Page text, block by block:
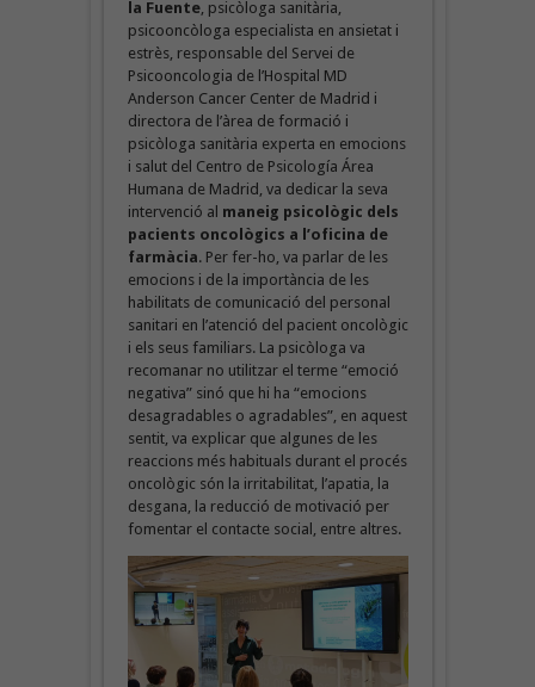
la Fuente, psicòloga sanitària,
psicooncòloga especialista en ansietat i
estrès, responsable del Servei de
Psicooncologia de l’Hospital MD
Anderson Cancer Center de Madrid i
directora de l’àrea de formació i
psicòloga sanitària experta en emocions
i salut del Centro de Psicología Área
Humana de Madrid, va dedicar la seva
intervenció al maneig psicològic dels
pacients oncològics a l’oficina de
farmàcia. Per fer-ho, va parlar de les
emocions i de la importància de les
habilitats de comunicació del personal
sanitari en l’atenció del pacient oncològic
i els seus familiars. La psicòloga va
recomanar no utilitzar el terme “emoció
negativa” sinó que hi ha “emocions
desagradables o agradables”, en aquest
sentit, va explicar que algunes de les
reaccions més habituals durant el procés
oncològic són la irritabilitat, l’apatia, la
desgana, la reducció de motivació per
fomentar el contacte social, entre altres.